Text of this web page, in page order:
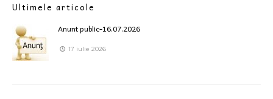
Ultimele articole
Anunt public-16.07.2026
17 iulie 2026